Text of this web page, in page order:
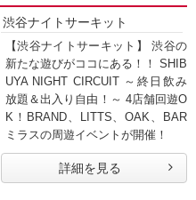
渋谷ナイトサーキット
【渋谷ナイトサーキット】 渋谷の
新たな遊びがココにある！！ SHIB
UYA NIGHT CIRCUIT ～終日飲み
放題＆出入り自由！～ 4店舗回遊O
K！BRAND、LITTS、OAK、BAR
ミラスの周遊イベントが開催！
詳細を見る